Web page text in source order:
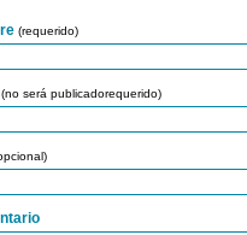
(requerido)
(no será publicadorequerido)